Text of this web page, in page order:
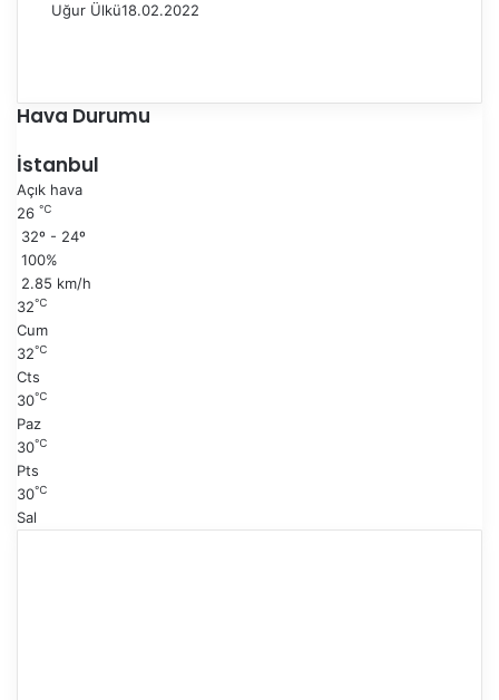
Uğur Ülkü18.02.2022
e
k
s
a
a
n
k
i
y
Hava Durumu
İstanbul
Açık hava
26 ℃
32º - 24º
100%
2.85 km/h
32℃
Cum
32℃
Cts
30℃
Paz
30℃
Pts
30℃
Sal